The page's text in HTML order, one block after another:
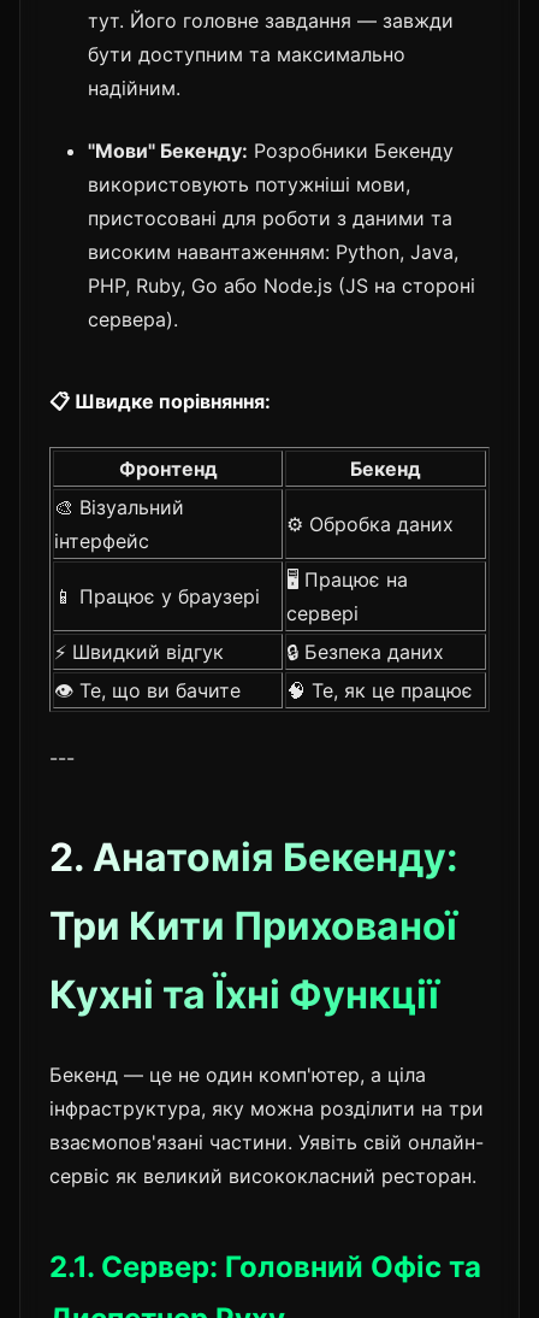
тут. Його головне завдання — завжди
бути доступним та максимально
надійним.
"Мови" Бекенду: Розробники Бекенду
використовують потужніші мови,
пристосовані для роботи з даними та
високим навантаженням: Python, Java,
PHP, Ruby, Go або Node.js (JS на стороні
сервера).
📋 Швидке порівняння:
Фронтенд
Бекенд
🎨 Візуальний
інтерфейс
⚙️ Обробка даних
📱 Працює у браузері
🖥️ Працює на
сервері
⚡ Швидкий відгук
🔒 Безпека даних
👁️ Те, що ви бачите
🧠 Те, як це працює
---
2. Анатомія Бекенду:
Три Кити Прихованої
Кухні та Їхні Функції
Бекенд — це не один комп'ютер, а ціла
інфраструктура, яку можна розділити на три
взаємопов'язані частини. Уявіть свій онлайн-
сервіс як великий висококласний ресторан.
2.1. Сервер: Головний Офіс та